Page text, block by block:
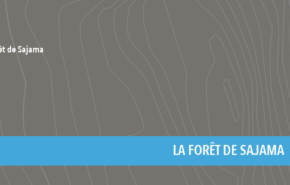
de Sajama
LA FORÊT DE SAJAMA